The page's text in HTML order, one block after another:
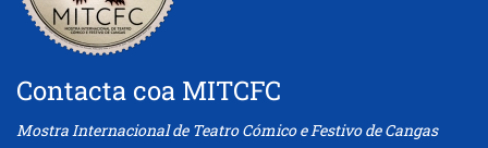
Contacta coa MITCFC
Mostra Internacional de Teatro Cómico e Festivo de Cangas